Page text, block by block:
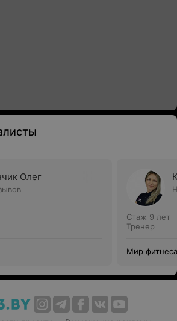
Олег
Стаж 9 лет
Тренер
Мир фитнеса